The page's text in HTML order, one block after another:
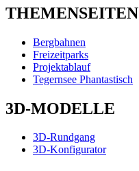
THEMENSEITEN
Bergbahnen
Freizeitparks
Projektablauf
Tegernsee Phantastisch
3D-MODELLE
3D-Rundgang
3D-Konfigurator